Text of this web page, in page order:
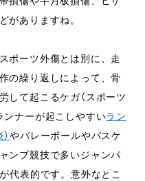
がありますね。
ポーツ外傷とは別に、走
の繰り返しによって、骨
して起こるケガ（スポーツ
ンナーが起こしやすいラン
やバレーボールやバスケ
ンプ競技で多いジャンパ
代表的です。意外なとこ